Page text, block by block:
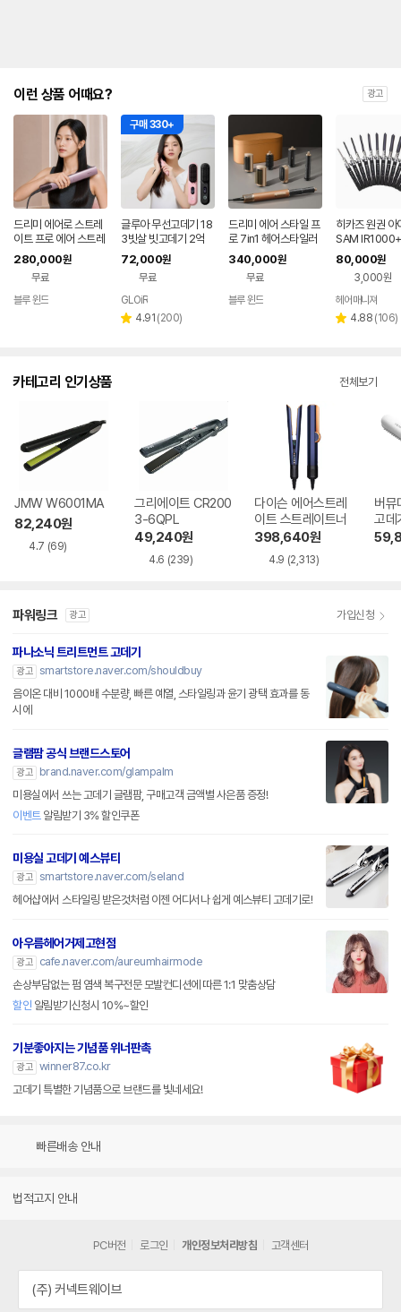
이런 상품 어때요? 광고
드리미 에어로 스트레
이트 프로 에어 스트레
이트너 헤어 매직 고데
기
280,000원
무료
블루 윈드
구매 330+
글루아 무선고데기 18
3빗살 빗고데기 2억
플라즈마 헤어 브러쉬
스타일러 매직기 휴대
72,000원
무료
페이
GLOiR
별 4.91 리
(200)
드리미 에어 스타일 프
로 7in1 헤어스타일러
드라이기 봉고데기 볼
륨 웨이브 스타일링
340,000원
무료
블루 윈드
히카즈 원권 아
SAM
꼬리빗
80,000원
3,000원
페
헤어매니져
별 4.88 리
(106)
카테고리 인기상품 전체보기
JMW W6001MA
82,240원
4.7 (69)
그리에이트 CR200
3-6QPL
49,240원
4.6 (239)
다이슨 에어스트레
이트 스트레이트너
398,640원
4.9 (2,313)
버뮤
파워링크 광고 가입신청
파나소닉 트리트먼트 고데기
광고 smartstore.naver.com/shouldbuy
음이온 대비 1000배 수분량, 빠른 예열, 스타일링과 윤기 광택 효과를 동
시에
글램팜 공식 브랜드스토어
광고
brand.naver.com/glampalm
미용실에서 쓰는 고데기 글램팜, 구매고객 금액별 사은품 증정!
이벤트알림받기 3% 할인쿠폰
미용실 고데기 예스뷰티
광고 smartstore.naver.com/seland
헤어샵에서 스타일링 받은것처럼 이젠 어디서나 쉽게 예스뷰티 고데기로!
아우름헤어거제고현점
광고
cafe.naver.com/aureumhairmode
손상부담없는 펌 염색 복구전문 모발컨디션에 따른 1:1 맞춤상담
할인 알림받기신청시 10%~할인
기분좋아지는 기념품 위너판촉
광고 winner87.co.kr
고데기 특별한 기념품으로 브랜드를 빛네세요!
빠른배송 안내
법적고지 안내
PC버전 로그인 개인정보처리방침 고객센터
(주) 커넥트웨이브